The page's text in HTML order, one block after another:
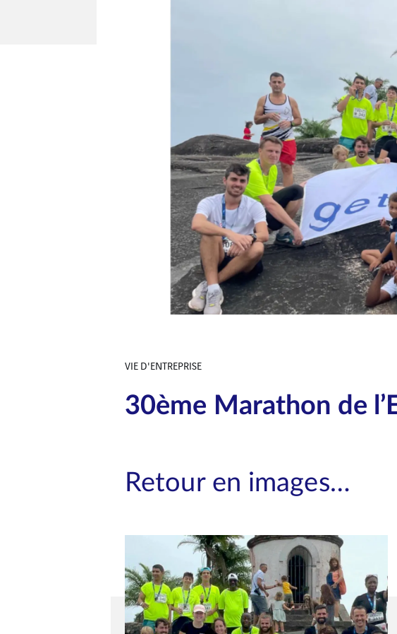
VIE D'ENTREPRISE
30ème Marathon de
Retour en images…